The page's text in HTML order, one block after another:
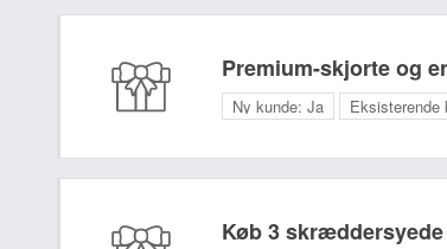
Premium-skjorte og
Ny kunde: Ja Eksisterende
Køb 3